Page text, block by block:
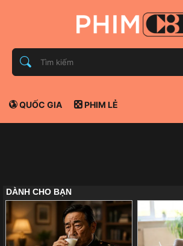
QUỐC GIA PHIM LẺ